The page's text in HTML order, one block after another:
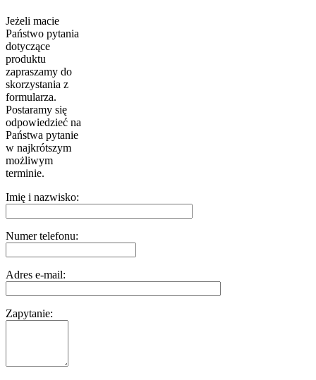
Jeżeli macie
Państwo pytania
dotyczące
produktu
zapraszamy do
skorzystania z
formularza.
Postaramy się
odpowiedzieć na
Państwa pytanie
w najkrótszym
możliwym
terminie.
Imię i nazwisko:
Numer telefonu:
Adres e-mail:
Zapytanie: